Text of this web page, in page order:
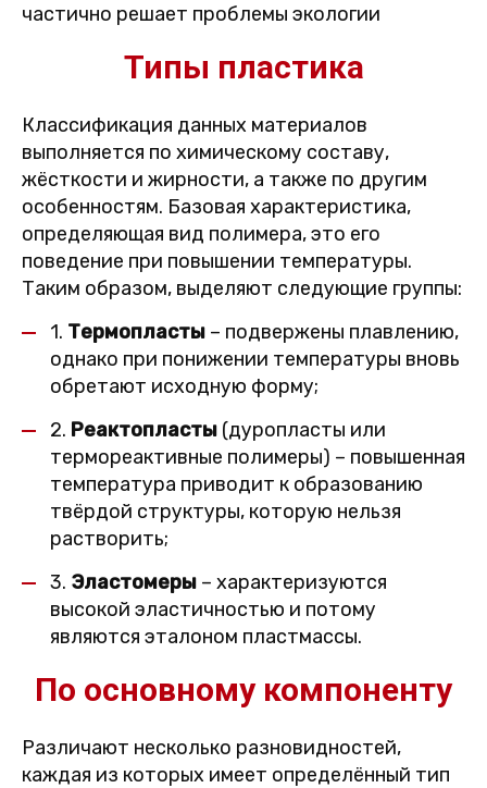
частично решает проблемы экологии
Типы пластика
Классификация данных материалов
выполняется по химическому составу,
жёсткости и жирности, а также по другим
особенностям. Базовая характеристика,
определяющая вид полимера, это его
поведение при повышении температуры.
Таким образом, выделяют следующие группы:
1. Термопласты – подвержены плавлению,
однако при понижении температуры вновь
обретают исходную форму;
2. Реактопласты (дуропласты или
термореактивные полимеры) – повышенная
температура приводит к образованию
твёрдой структуры, которую нельзя
растворить;
3. Эластомеры – характеризуются
высокой эластичностью и потому
являются эталоном пластмассы.
По основному компоненту
Различают несколько разновидностей,
каждая из которых имеет определённый тип